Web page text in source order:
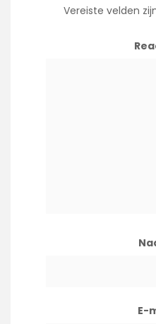
Vereiste velden
E-